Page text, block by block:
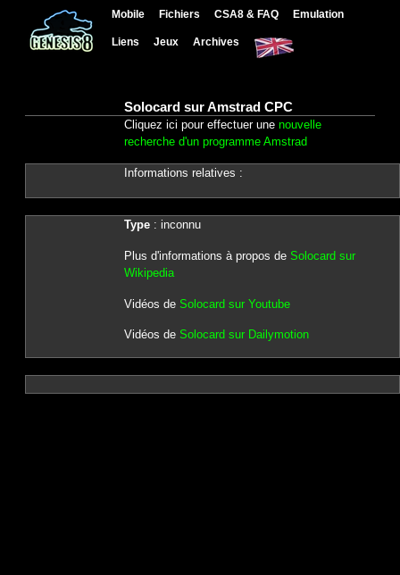
Mobile Fichiers CSA8 & FAQ Emulation
Liens Jeux Archives
Solocard sur Amstrad CPC
Cliquez ici pour effectuer une nouvelle
recherche d'un programme Amstrad
Informations relatives :
Type: inconnu
Plus d'informations à propos de Solocard sur
Wikipedia
Vidéos de Solocard sur Youtube
Vidéos de Solocard sur Dailymotion